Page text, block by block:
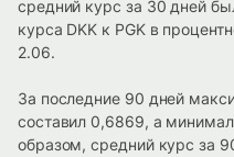
средний курс за 30 дней
курса DKK к PGK в
2.06.
За последние 90 дней
составил 0,6869, а
образом, средний курс за